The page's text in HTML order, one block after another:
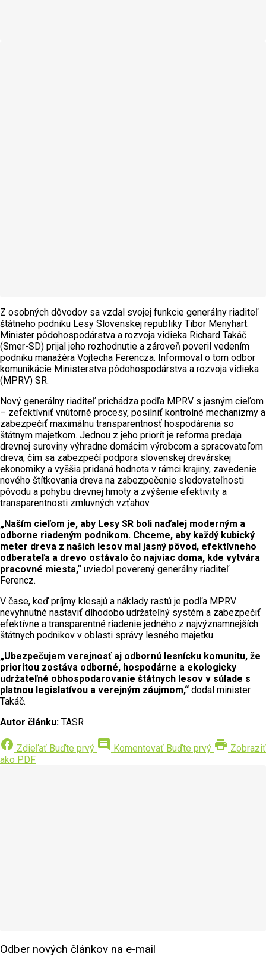
Z osobných dôvodov sa vzdal svojej funkcie generálny riaditeľ
štátneho podniku Lesy Slovenskej republiky Tibor Menyhart.
Minister pôdohospodárstva a rozvoja vidieka Richard Takáč
(Smer-SD) prijal jeho rozhodnutie a zároveň poveril vedením
podniku manažéra Vojtecha Ferencza. Informoval o tom odbor
komunikácie Ministerstva pôdohospodárstva a rozvoja vidieka
(MPRV) SR.
Nový generálny riaditeľ prichádza podľa MPRV s jasným cieľom
– zefektívniť vnútorné procesy, posilniť kontrolné mechanizmy a
zabezpečiť maximálnu transparentnosť hospodárenia so
štátnym majetkom. Jednou z jeho priorít je reforma predaja
drevnej suroviny výhradne domácim výrobcom a spracovateľom
dreva, čím sa zabezpečí podpora slovenskej drevárskej
ekonomiky a vyššia pridaná hodnota v rámci krajiny, zavedenie
nového štítkovania dreva na zabezpečenie sledovateľnosti
pôvodu a pohybu drevnej hmoty a zvýšenie efektivity a
transparentnosti zmluvných vzťahov.
„Naším cieľom je, aby Lesy SR boli naďalej moderným a
odborne riadeným podnikom. Chceme, aby každý kubický
meter dreva z našich lesov mal jasný pôvod, efektívneho
odberateľa a drevo ostávalo čo najviac doma, kde vytvára
pracovné miesta,“ uviedol poverený generálny riaditeľ
Ferencz.
V čase, keď príjmy klesajú a náklady rastú je podľa MPRV
nevyhnutné nastaviť dlhodobo udržateľný systém a zabezpečiť
efektívne a transparentné riadenie jedného z najvýznamnejších
štátnych podnikov v oblasti správy lesného majetku.
„Ubezpečujem verejnosť aj odbornú lesnícku komunitu, že
prioritou zostáva odborné, hospodárne a ekologicky
udržateľné obhospodarovanie štátnych lesov v súlade s
platnou legislatívou a verejným záujmom,“ dodal minister
Takáč.
Autor článku: TASR
facebook Zdieľať Buďte prvý comment Komentovať Buďte prvý print Zobraziť
ako PDF
Odber nových článkov na e-mail